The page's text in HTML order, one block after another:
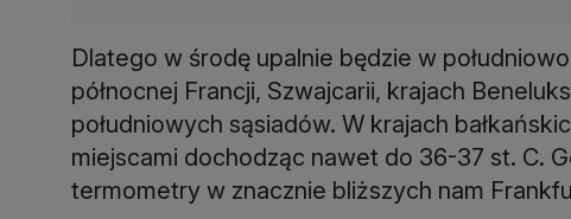
Dlatego w środę upalnie będzie w
północnej Francji, Szwajcarii, krajach
południowych sąsiadów. W krajach
miejscami dochodząc nawet do 36-37 st. C.
termometry w znacznie bliższych nam